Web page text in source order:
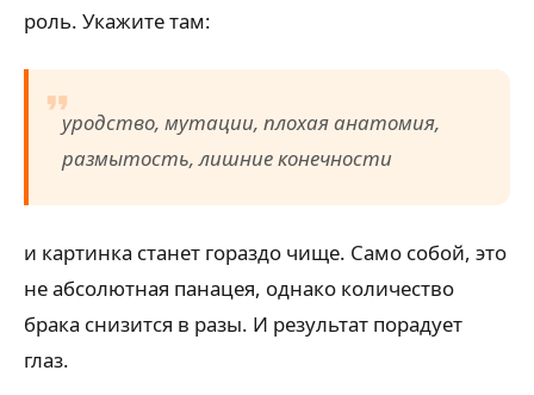
роль. Укажите там:
уродство, мутации, плохая анатомия,
размытость, лишние конечности
и картинка станет гораздо чище. Само собой, это
не абсолютная панацея, однако количество
брака снизится в разы. И результат порадует
глаз.